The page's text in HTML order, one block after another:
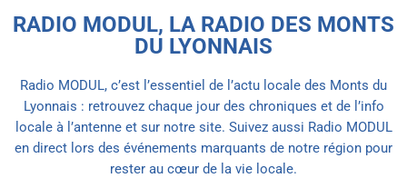
RADIO MODUL, LA RADIO DES MONTS
DU LYONNAIS
Radio MODUL, c’est l’essentiel de l’actu locale des Monts du
Lyonnais : retrouvez chaque jour des chroniques et de l’info
locale à l’antenne et sur notre site. Suivez aussi Radio MODUL
en direct lors des événements marquants de notre région pour
rester au cœur de la vie locale.